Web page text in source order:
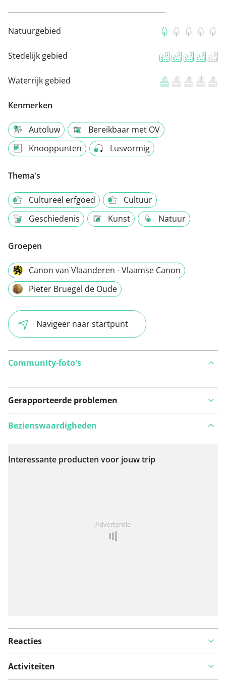
Natuurgebied
Stedelijk gebied
Waterrijk gebied
Kenmerken
Autoluw
Bereikbaar met OV
Knooppunten
Lusvormig
Thema's
Cultureel erfgoed
Cultuur
Geschiedenis
Kunst Natuur
Groepen
Canon van Vlaanderen - Vlaamse Canon
Pieter Bruegel de Oude
Navigeer naar startpunt
Community-foto's
Gerapporteerde problemen
Bekijk op kaart
Bezienswaardigheden
Interessante producten voor jouw trip
Advertentie
Reacties
Activiteiten